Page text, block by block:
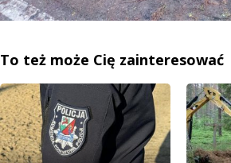
To też może Cię zainteresować